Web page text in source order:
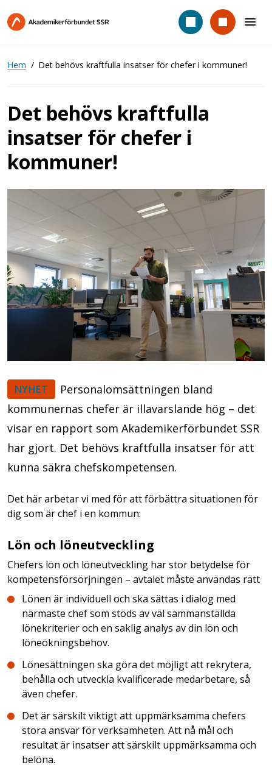
till
Hem Det behövs kraftfulla insatser för chefer i kommuner!
Det behövs kraftfulla
insatser för chefer i
kommuner!
NYHET
Personalomsättningen bland
kommunernas chefer är illavarslande hög – det
visar en rapport som Akademikerförbundet SSR
har gjort. Det behövs kraftfulla insatser för att
kunna säkra chefskompetensen.
Det här arbetar vi med för att förbättra situationen för
dig som är chef i en kommun:
Lön och löneutveckling
Chefers lön och löneutveckling har stor betydelse för
kompetensförsörjningen – avtalet måste användas rätt
Lönen är individuell och ska sättas i dialog med
närmaste chef som stöds av väl sammanställda
lönekriterier och en saklig analys av din lön och
löneökningsbehov.
Lönesättningen ska göra det möjligt att rekrytera,
behålla och utveckla kvalificerade medarbetare, så
även chefer.
Det är särskilt viktigt att uppmärksamma chefers
stora ansvar för verksamheten. Att nå mål och
resultat är insatser att särskilt uppmärksamma och
belöna.